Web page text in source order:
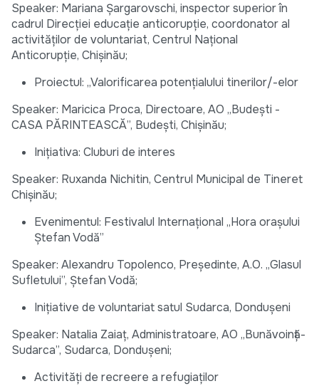
Speaker: Mariana Șargarovschi, inspector superior în
cadrul Direcției educație anticorupție, coordonator al
activităților de voluntariat, Centrul Naţional
Anticorupţie, Chișinău;
Proiectul: „Valorificarea potențialului tinerilor/-elor
Speaker: Maricica Proca, Directoare, AO „Budești -
CASA PĂRINTEASCĂ”, Budești, Chișinău;
Inițiativa: Cluburi de interes
Speaker: Ruxanda Nichitin, Centrul Municipal de Tineret
Chișinău;
Evenimentul: Festivalul Internațional „Hora orașului
Ștefan Vodă”
Speaker: Alexandru Topolenco, Președinte, A.O. „Glasul
Sufletului”, Ștefan Vodă;
Inițiative de voluntariat satul Sudarca, Dondușeni
Speaker: Natalia Zaiaț, Administratoare, AO „Bunăvoință-
Sudarca”, Sudarca, Dondușeni;
Activități de recreere a refugiaților